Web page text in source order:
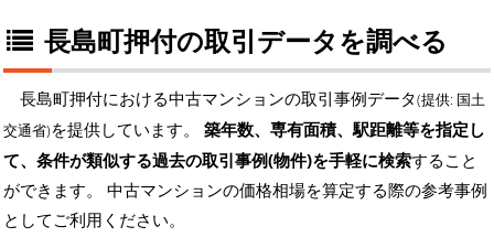
長島町押付の取引データを調べる
長島町押付における中古マンションの取引事例データ(提供: 国土
交通省)を提供しています。 築年数、専有面積、駅距離等を指定し
て、条件が類似する過去の取引事例(物件)を手軽に検索すること
ができます。 中古マンションの価格相場を算定する際の参考事例
としてご利用ください。